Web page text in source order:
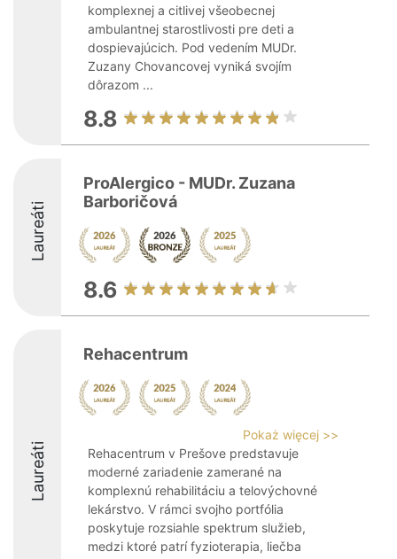
komplexnej a citlivej všeobecnej
ambulantnej starostlivosti pre deti a
dospievajúcich. Pod vedením MUDr.
Zuzany Chovancovej vyniká svojím
dôrazom ...
8.8
Laureáti
ProAlergico - MUDr. Zuzana
Barboričová
8.6
Laureáti
Rehacentrum
Pokaż więcej >>
Rehacentrum v Prešove predstavuje
moderné zariadenie zamerané na
komplexnú rehabilitáciu a telovýchovné
lekárstvo. V rámci svojho portfólia
poskytuje rozsiahle spektrum služieb,
medzi ktoré patrí fyzioterapia, liečba